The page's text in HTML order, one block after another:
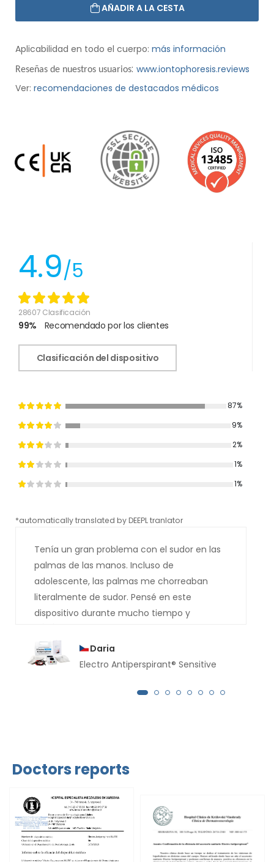
AÑADIR A LA CESTA
Aplicabilidad en todo el cuerpo: más información
Reseñas de nuestros usuarios: www.iontophoresis.reviews
Ver: recomendaciones de destacados médicos
4.9/5
28607 Clasificación
99% Recomendado por los clientes
Clasificación del dispositivo
87%
9%
2%
1%
1%
*automatically translated by DEEPL tranlator
Tenía un gran problema con el sudor en las
palmas de las manos. Incluso de
adolescente, las palmas me chorreaban
literalmente de sudor. Pensé en este
dispositivo durante mucho tiempo y
ahora es realmente bueno, debería haberlo
comprado mucho antes. Desde hace varios
Daria
Electro Antiperspirant® Sensitive
Doctors reports